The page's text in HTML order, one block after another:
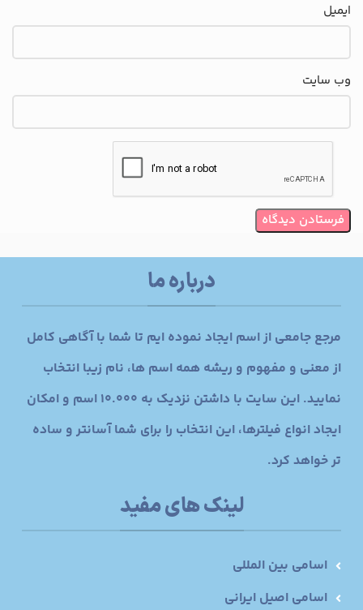
ایمیل
وب‌ سایت
درباره ما
مرجع جامعی از اسم ایجاد نموده ایم تا شما با آگاهی کامل
از معنی و مفهوم و ریشه همه اسم ها، نام زیبا انتخاب
نمایید. این سایت با داشتن نزدیک به 10.000 اسم و امکان
ایجاد انواع فیلترها، این انتخاب را برای شما آسانتر و ساده
تر خواهد کرد.
لینک های مفید
اسامی بین المللی
اسامی اصیل ایرانی